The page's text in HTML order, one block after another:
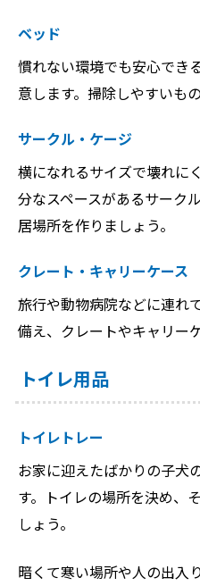
ベッド
慣れない環境でも安心でき
意します。掃除しやすいも
サークル・ケージ
横になれるサイズで壊れに
分なスペースがあるサーク
居場所を作りましょう。
クレート・キャリーケース
旅行や動物病院などに連れ
備え、クレートやキャリー
トイレ用品
トイレトレー
お家に迎えたばかりの子犬
す。トイレの場所を決め、
しょう。
暗くて寒い場所や人の出入